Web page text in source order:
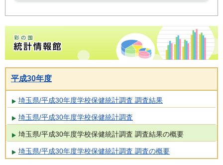
彩の国統計情報館トップページ
平成30年度
埼玉県/平成30年度学校保健統計調査 調査結果
埼玉県/平成30年度学校保健統計調査
埼玉県/平成30年度学校保健統計調査 調査結果の概要
埼玉県/平成30年度学校保健統計調査 調査の概要